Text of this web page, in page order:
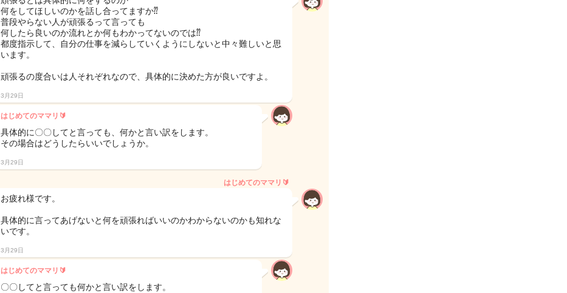
何をしてほしいのかを話し合ってますか⁇
普段やらない人が頑張るって言っても
何したら良いのか流れとか何もわかってないのでは⁇
都度指示して、自分の仕事を減らしていくようにしないと中々難しいと思
います。
頑張るの度合いは人それぞれなので、具体的に決めた方が良いですよ。
3月29日
はじめてのママリ🔰
具体的に〇〇してと言っても、何かと言い訳をします。
その場合はどうしたらいいでしょうか。
3月29日
はじめてのママリ🔰‪
お疲れ様です。
具体的に言ってあげないと何を頑張ればいいのかわからないのかも知れな
いです。
3月29日
はじめてのママリ🔰
〇〇してと言っても何かと言い訳をします。